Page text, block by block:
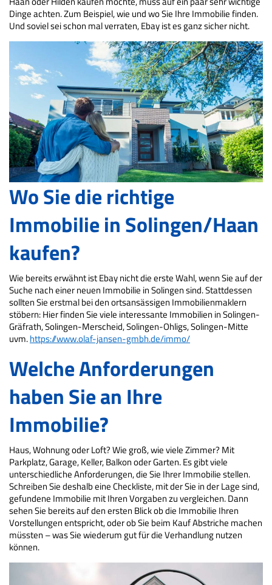
Dinge achten. Zum Beispiel, wie und wo Sie Ihre Immobilie finden.
Und soviel sei schon mal verraten, Ebay ist es ganz sicher nicht.
Wo Sie die richtige
Immobilie in Solingen/Haan
kaufen?
Wie bereits erwähnt ist Ebay nicht die erste Wahl, wenn Sie auf der
Suche nach einer neuen Immobilie in Solingen sind. Stattdessen
sollten Sie erstmal bei den ortsansässigen Immobilienmaklern
stöbern: Hier finden Sie viele interessante Immobilien in Solingen-
Gräfrath, Solingen-Merscheid, Solingen-Ohligs, Solingen-Mitte
uvm.https://www.olaf-jansen-gmbh.de/immo/
Welche Anforderungen
haben Sie an Ihre
Immobilie?
Haus, Wohnung oder Loft? Wie groß, wie viele Zimmer? Mit
Parkplatz, Garage, Keller, Balkon oder Garten. Es gibt viele
unterschiedliche Anforderungen, die Sie Ihrer Immobilie stellen.
Schreiben Sie deshalb eine Checkliste, mit der Sie in der Lage sind,
gefundene Immobilie mit Ihren Vorgaben zu vergleichen. Dann
sehen Sie bereits auf den ersten Blick ob die Immobilie Ihren
Vorstellungen entspricht, oder ob Sie beim Kauf Abstriche machen
müssten – was Sie wiederum gut für die Verhandlung nutzen
können.